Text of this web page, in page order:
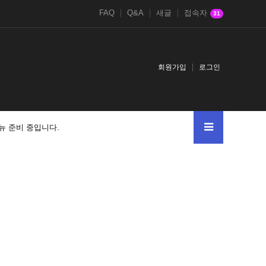
FAQ Q&A 새글 접속자 31
회원가입 로그인
준비 중입니다.